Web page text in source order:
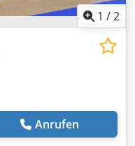
1 /2
Anrufen